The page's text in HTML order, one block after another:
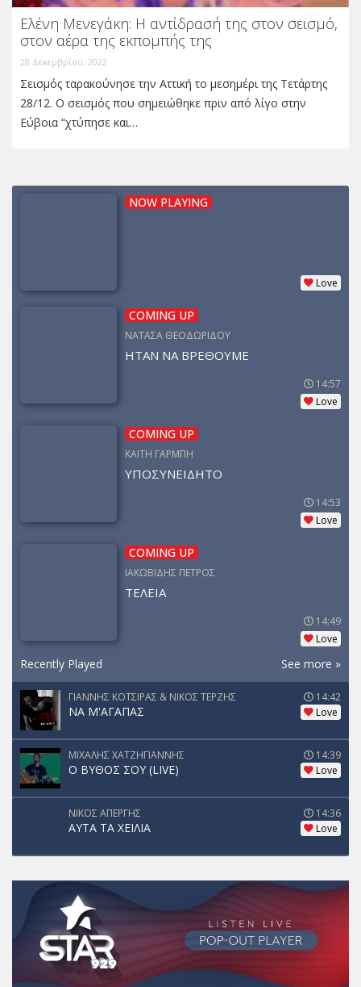
Ελένη Μενεγάκη: Η αντίδρασή της στον σεισμό,
στον αέρα της εκπομπής της
28 Δεκεμβρίου, 2022
Σεισμός ταρακούνησε την Αττική το μεσημέρι της Τετάρτης
28/12. Ο σεισμός που σημειώθηκε πριν από λίγο στην
Εύβοια “χτύπησε και…
NOW PLAYING
Love
COMING UP
ΝΑΤΑΣΑ ΘΕΟΔΩΡΙΔΟΥ
ΗΤΑΝ ΝΑ ΒΡΕΘΟΥΜΕ
14:57
Love
COMING UP
ΚΑΙΤΗ ΓΑΡΜΠΗ
ΥΠΟΣΥΝΕΙΔΗΤΟ
14:53
Love
COMING UP
ΙΑΚΩΒΙΔΗΣ ΠΕΤΡΟΣ
ΤΕΛΕΙΑ
14:49
Love
Recently Played See more »
ΓΙΑΝΝΗΣ ΚΟΤΣΙΡΑΣ & ΝΙΚΟΣ ΤΕΡΖΗΣ
ΝΑ Μ'ΑΓΑΠΑΣ
14:42
Love
ΜΙΧΑΛΗΣ ΧΑΤΖΗΓΙΑΝΝΗΣ
Ο ΒΥΘΟΣ ΣΟΥ (LIVE)
14:39
Love
ΝΙΚΟΣ ΑΠΕΡΓΗΣ
ΑΥΤΑ ΤΑ ΧΕΙΛΙΑ
14:36
Love